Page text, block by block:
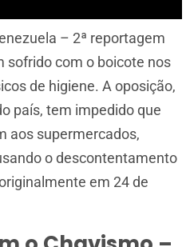
– 2ª reportagem
sofrido com o boicote nos
de higiene. A oposição,
país, tem impedido que
aos supermercados,
o descontentamento
em 24 de